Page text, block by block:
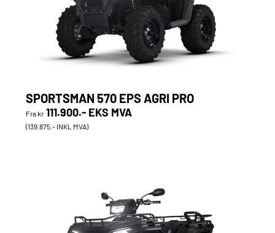
SPORTSMAN 570 EPS AGRI PRO
Fra kr 111.900.- EKS MVA
(139.875.- INKL MVA)